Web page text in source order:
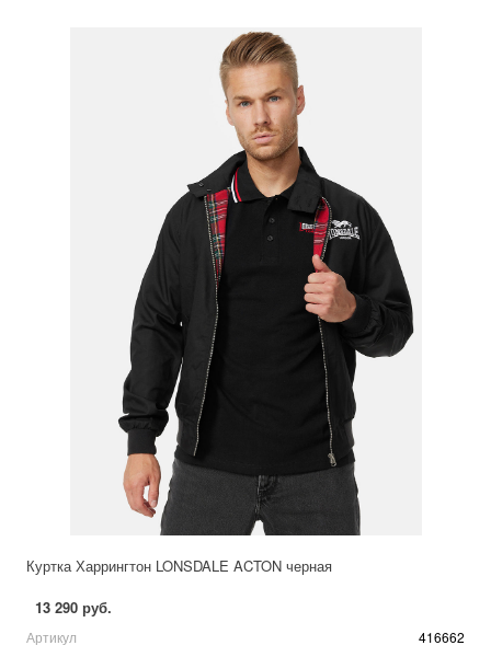
Куртка Харрингтон LONSDALE ACTON черная
13 290 руб.
Артикул 416662